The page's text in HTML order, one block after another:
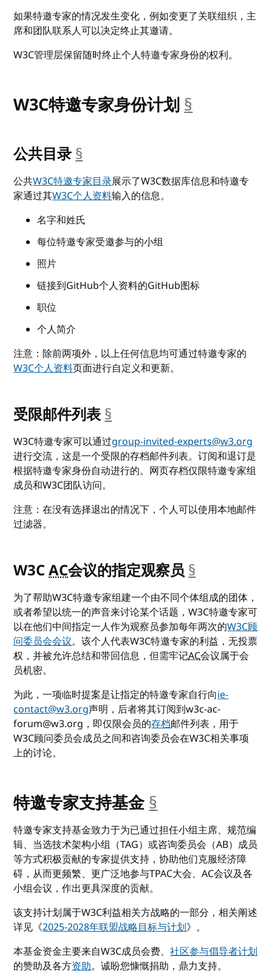
如果特邀专家的情况发生变化，例如变更了关联组织，主
席和团队联系人可以决定终止其邀请。
W3C管理层保留随时终止个人特邀专家身份的权利。
W3C特邀专家身份计划 §
公共目录§
公共W3C特邀专家目录展示了W3C数据库信息和特邀专
家通过其W3C个人资料输入的信息。
名字和姓氏
每位特邀专家受邀参与的小组
照片
链接到GitHub个人资料的GitHub图标
职位
个人简介
注意：除前两项外，以上任何信息均可通过特邀专家的
W3C个人资料页面进行自定义和更新。
受限邮件列表§
W3C特邀专家可以通过group-invited-experts@w3.org
进行交流，这是一个受限的存档邮件列表。订阅和退订是
根据特邀专家身份自动进行的。网页存档仅限特邀专家组
成员和W3C团队访问。
注意：在没有选择退出的情况下，个人可以使用本地邮件
过滤器。
W3CAC会议的指定观察员§
为了帮助W3C特邀专家组建一个由不同个体组成的团体，
或者希望以统一的声音来讨论某个话题，W3C特邀专家可
以在他们中间指定一人作为观察员参加每年两次的W3C顾
问委员会会议。该个人代表W3C特邀专家的利益，无投票
权，并被允许总结和带回信息，但需牢记AC会议属于会
员机密。
为此，一项临时提案是让指定的特邀专家自行向ie-
contact@w3.org声明，后者将其订阅到w3c-ac-
forum@w3.org，即仅限会员的存档邮件列表，用于
W3C顾问委员会成员之间和咨询委员会在W3C相关事项
上的讨论。
特邀专家支持基金§
特邀专家支持基金致力于为已通过担任小组主席、规范编
辑、当选技术架构小组（TAG）或咨询委员会（AB）成员
等方式积极贡献的专家提供支持，协助他们克服经济障
碍，从而更频繁、更广泛地参与TPAC大会、AC会议及各
小组会议，作出更具深度的贡献。
该支持计划属于W3C利益相关方战略的一部分，相关阐述
详见《2025-2028年联盟战略目标与计划》。
本基金资金主要来自W3C成员会费、社区参与倡导者计划
的赞助及各方资助。诚盼您慷慨捐助，鼎力支持。